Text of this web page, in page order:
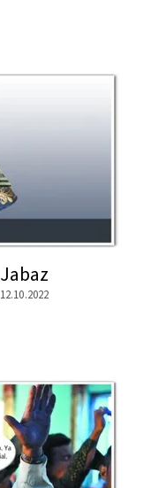
Jabaz
12.10.2022